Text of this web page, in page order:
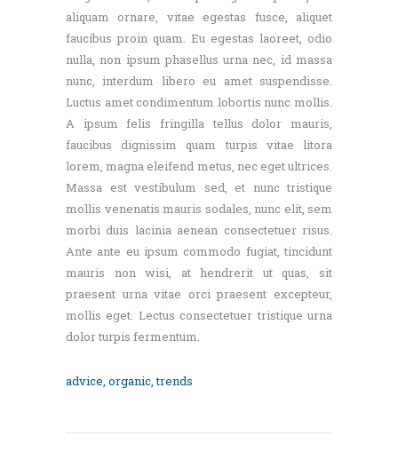
aliquam ornare, vitae egestas fusce, aliquet
faucibus proin quam. Eu egestas laoreet, odio
nulla, non ipsum phasellus urna nec, id massa
nunc, interdum libero eu amet suspendisse.
Luctus amet condimentum lobortis nunc mollis.
A ipsum felis fringilla tellus dolor mauris,
faucibus dignissim quam turpis vitae litora
lorem, magna eleifend metus, nec eget ultrices.
Massa est vestibulum sed, et nunc tristique
mollis venenatis mauris sodales, nunc elit, sem
morbi duis lacinia aenean consectetuer risus.
Ante ante eu ipsum commodo fugiat, tincidunt
mauris non wisi, at hendrerit ut quas, sit
praesent urna vitae orci praesent excepteur,
mollis eget. Lectus consectetuer tristique urna
dolor turpis fermentum.
advice organic ,trends